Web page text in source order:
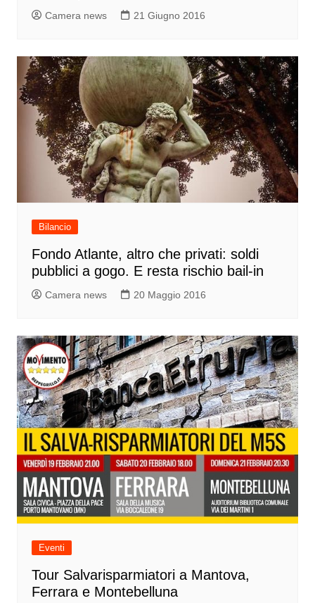
Camera news 21 Giugno 2016
Bilancio
Fondo Atlante, altro che privati: soldi
pubblici a gogo. E resta rischio bail-in
Camera news 20 Maggio 2016
Eventi
Tour Salvarisparmiatori a Mantova,
Ferrara e Montebelluna